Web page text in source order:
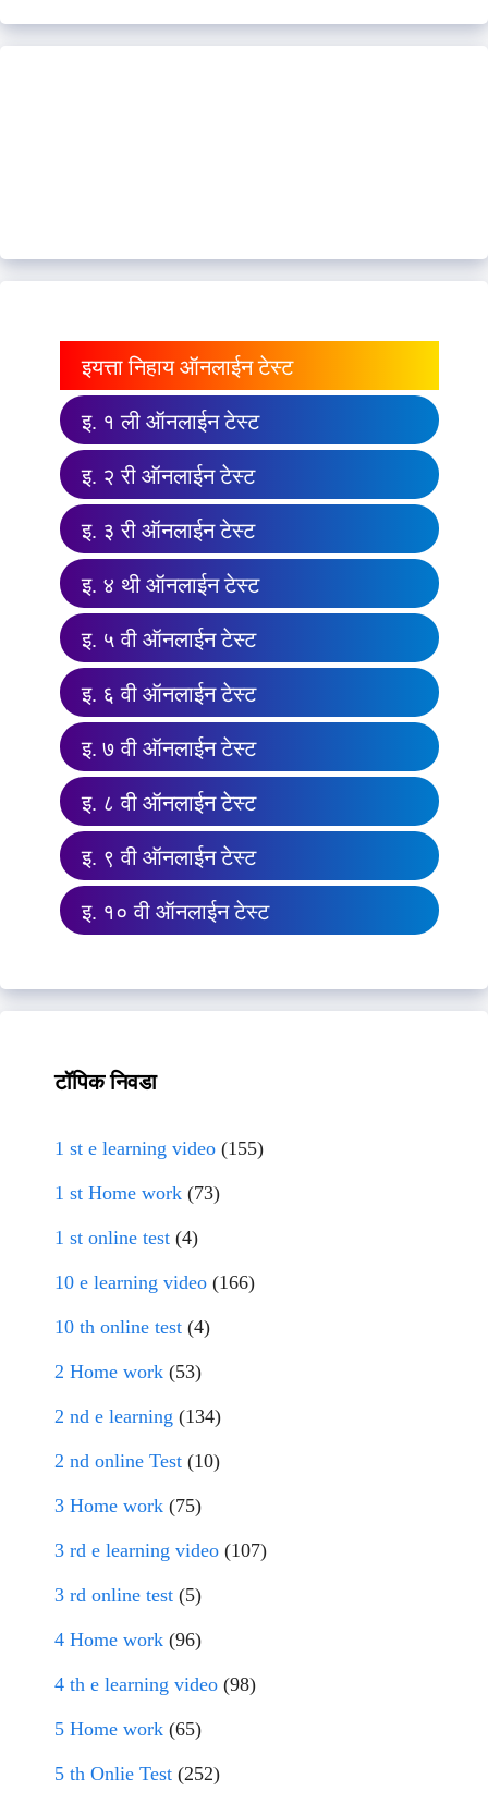
इयत्ता निहाय ऑनलाईन टेस्ट
इ. १ ली ऑनलाईन टेस्ट
इ. २ री ऑनलाईन टेस्ट
इ. ३ री ऑनलाईन टेस्ट
इ. ४ थी ऑनलाईन टेस्ट
इ. ५ वी ऑनलाईन टेस्ट
इ. ६ वी ऑनलाईन टेस्ट
इ. ७ वी ऑनलाईन टेस्ट
इ. ८ वी ऑनलाईन टेस्ट
इ. ९ वी ऑनलाईन टेस्ट
इ. १० वी ऑनलाईन टेस्ट
टॉपिक निवडा
1 st e learning video (155)
1 st Home work (73)
1 st online test (4)
10 e learning video (166)
10 th online test (4)
2 Home work (53)
2 nd e learning (134)
2 nd online Test (10)
3 Home work (75)
3 rd e learning video (107)
3 rd online test (5)
4 Home work (96)
4 th e learning video (98)
5 Home work (65)
5 th Onlie Test (252)